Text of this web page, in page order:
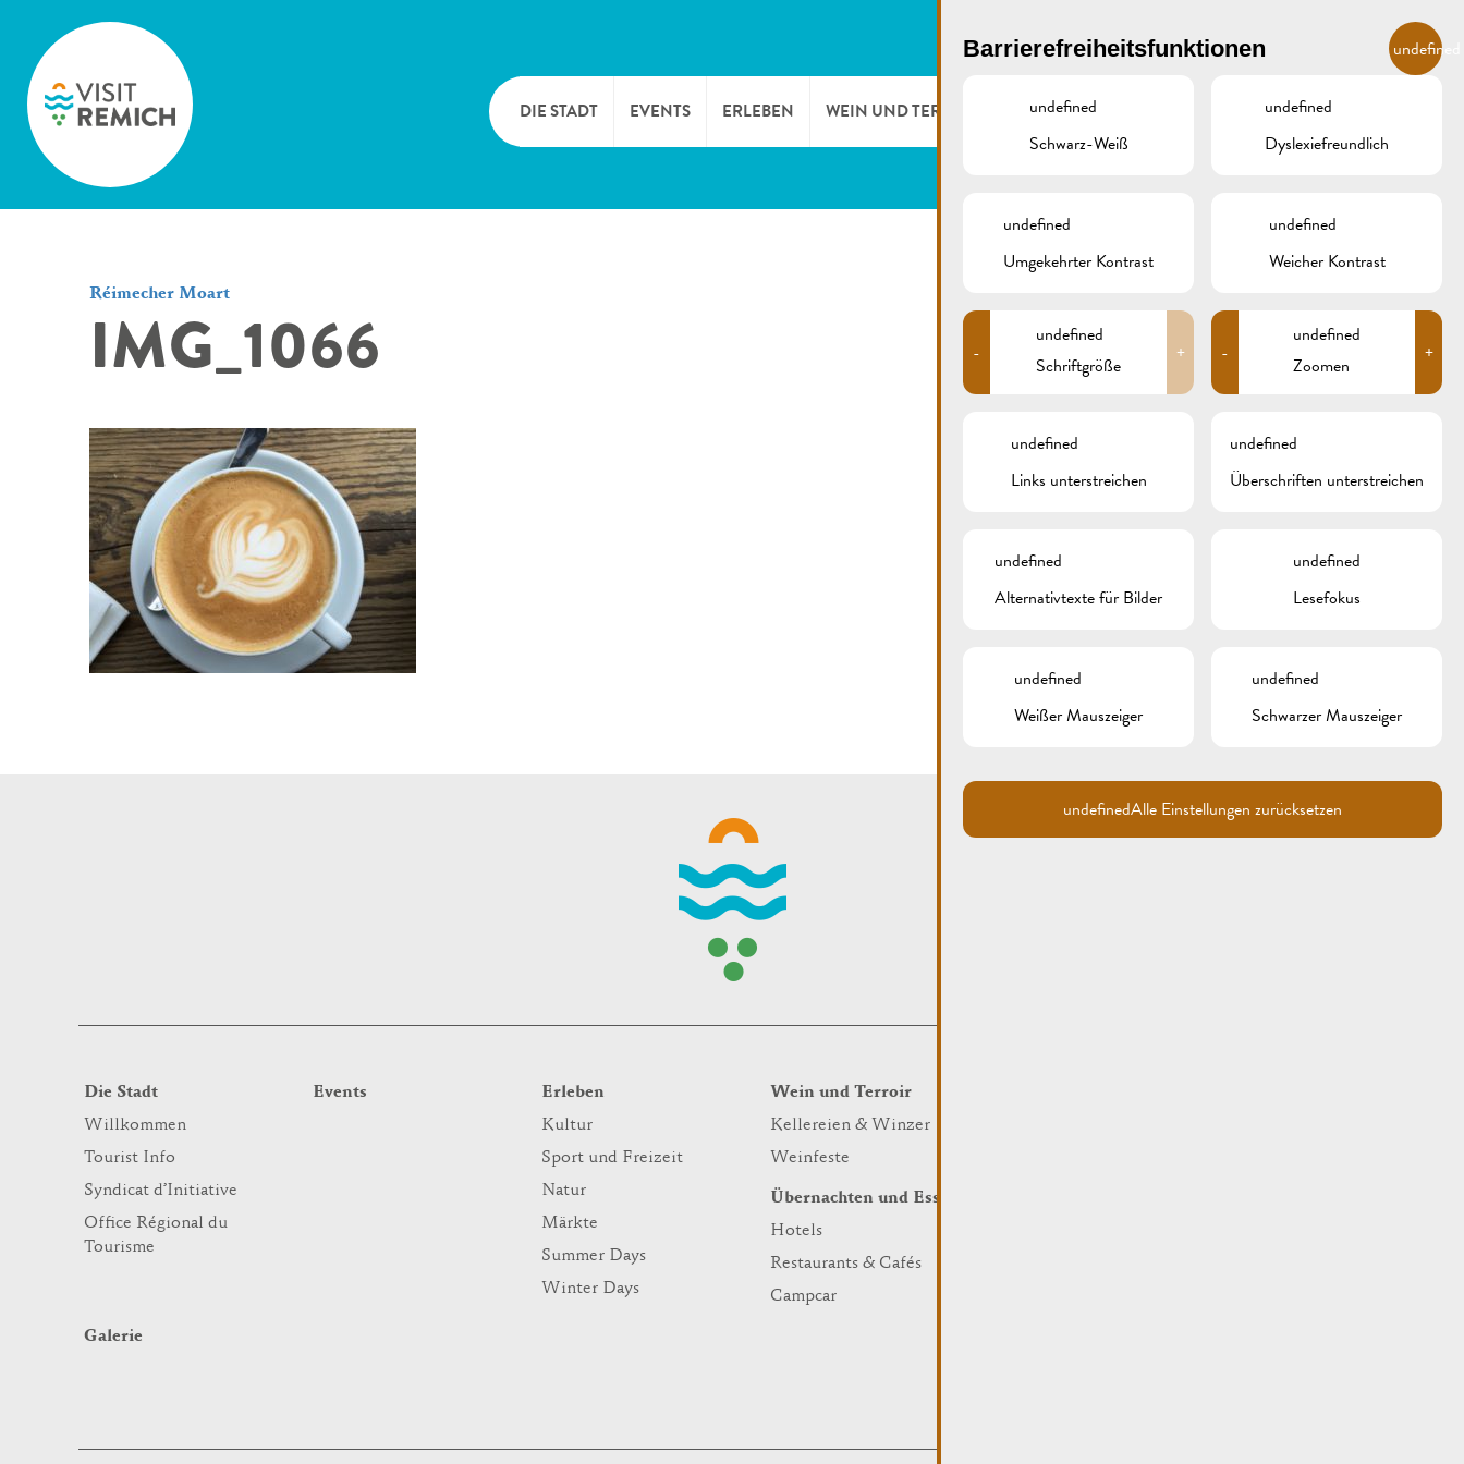
DE
DIE STADT EVENTS ERLEBEN WEIN UND TERROIR ÜBERNACHTEN UND ESSEN
RESTAURANTS & CAFÉS
CAMPCAR
GALERIE
Réimecher Moart
IMG_1066
Die Stadt
Willkommen
Tourist Info
Syndicat d’Initiative
Office Régional du
Tourisme
Events
Erleben
Kultur
Sport und Freizeit
Natur
Märkte
Summer Days
Winter Days
Wein und Terroir
Kellereien & Winzer
Weinfeste
Übernachten und Essen
Hotels
Restaurants & Cafés
Campcar
Galerie
Barrierefreiheitsfunktionen undefined
undefined
Schwarz-Weiß
undefined
Dyslexiefreundlich
undefined
Umgekehrter Kontrast
undefined
Weicher Kontrast
-
undefined
Schriftgröße
+ -
undefined
Zoomen
+
undefined
Links unterstreichen
undefined
Überschriften unterstreichen
undefined
Alternativtexte für Bilder
undefined
Lesefokus
undefined
Weißer Mauszeiger
undefined
Schwarzer Mauszeiger
undefinedAlle Einstellungen zurücksetzen